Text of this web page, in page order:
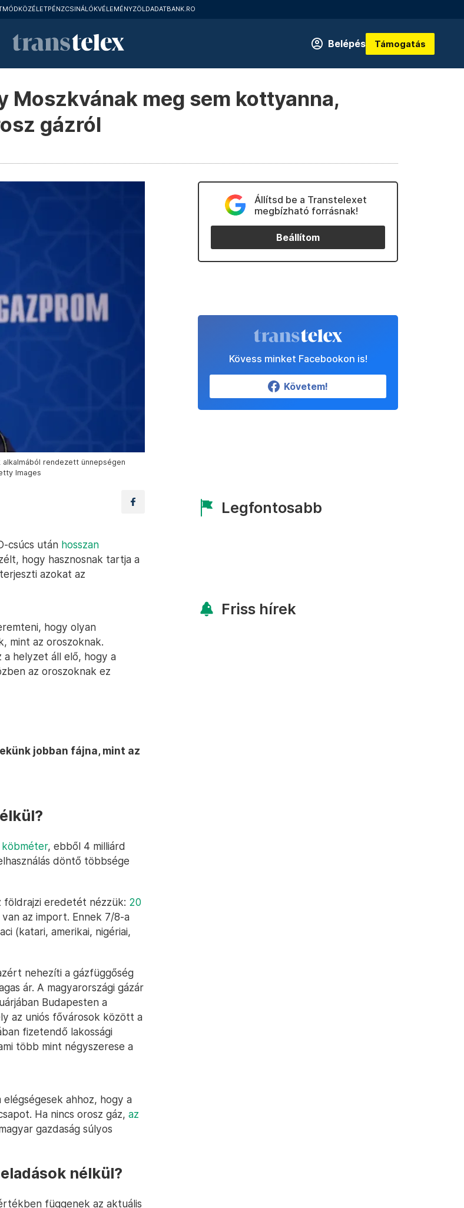
KÖZÉLETPÉNZCSINÁLÓKVÉLEMÉNYZÖLDADATBANK.RO
Belépés Támogatás
Moszkvának meg sem kottyanna,
gázról
rendezett ünnepségen
Images
csúcs után hosszan
hogy hasznosnak tartja a
azokat az
hogy olyan
mint az oroszoknak.
a helyzet áll elő, hogy a
az oroszoknak ez
jobban fájna, mint az
köbméter, ebből 4 milliárd
döntő többsége
földrajzi eredetét nézzük: 20
az import. Ennek 7/8-a
(katari, amerikai, nigériai,
nehezíti a gázfüggőség
ár. A magyarországi gázár
Budapesten a
az uniós fővárosok között a
fizetendő lakossági
több mint négyszerese a
ahhoz, hogy a
Ha nincs orosz gáz, az
gazdaság súlyos
nélkül?
függenek az aktuális
Állítsd be a Transtelexet
megbízható forrásnak!
Beállítom
Kövess minket Facebookon is!
Követem!
Legfontosabb
Friss hírek